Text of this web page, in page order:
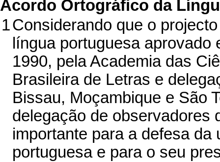
Acordo Ortográfico da
1Considerando que o
língua portuguesa
1990, pela Academia das
Brasileira de Letras e
Bissau, Moçambique e São
delegação de observadores
importante para a defesa
portuguesa e para o seu